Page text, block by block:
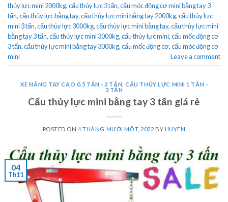
thủy lực mini 2000kg,cẩu thủy lực 3 tấn,cẩu móc động cơ mini bằng tay 3
tấn,cẩu thủy lực bằng tay,cẩu thủy lực mini bằng tay 2000kg,cẩu thủy lực
mini 3 tấn,cẩu thủy lực 3000kg,cẩu thủy lực mini bằng tay,cẩu thủy lực mini
bằng tay 3 tấn,cẩu thủy lực mini 3000kg,cẩu thủy lực mini,cẩu mốc động cơ
3 tấn,cẩu thủy lực mini bằng tay 3000kg,cẩu mốc động cơ,cẩu móc động cơ
mini
Leave a comment
XE NÂNG TAY CAO 0.5 TẤN - 2 TẤN ,CẨU THỦY LỰC MINI 1 TẤN -
3 TẤN
Cẩu thủy lực mini bằng tay 3 tấn giá rẻ
POSTED ON4 THÁNG MƯỜI MỘT, 2022 BY HUYEN
04
Th11